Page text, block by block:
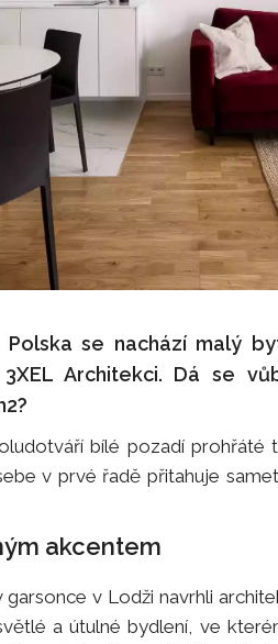
Polska se nachází malý
Architekci. Dá se
bílé pozadí prohřáté
v prvé řadě přitahuje
akcentem
v Lodži navrhli
a útulné bydlení, ve